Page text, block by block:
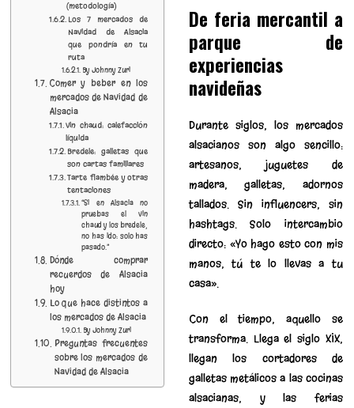
(metodología)
Los 7 mercados de
Navidad de Alsacia
que pondría en tu
ruta
By Johnny Zuri
Comer y beber en los
mercados de Navidad de
Alsacia
Vin chaud: calefacción
líquida
Bredele: galletas que
son cartas familiares
Tarte flambée y otras
tentaciones
“Si en Alsacia no
pruebas el vin
chaud y los bredele,
no has ido: solo has
pasado.”
Dónde comprar
recuerdos de Alsacia
hoy
Lo que hace distintos a
los mercados de Alsacia
By Johnny Zuri
Preguntas frecuentes
sobre los mercados de
Navidad de Alsacia
De feria mercantil a
parque de
experiencias
navideñas
Durante siglos, los mercados
alsacianos son algo sencillo:
artesanos, juguetes de
madera, galletas, adornos
tallados. Sin influencers, sin
hashtags. Solo intercambio
directo: «Yo hago esto con mis
manos, tú te lo llevas a tu
casa».
Con el tiempo, aquello se
transforma. Llega el siglo XIX,
llegan los cortadores de
galletas metálicos a las cocinas
alsacianas, y las ferias